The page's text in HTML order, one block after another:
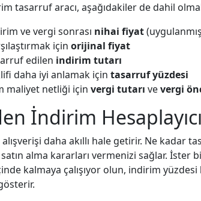
tasarruf aracı, aşağıdakiler de dahil
ve vergi sonrası nihai fiyat
için orijinal fiyat
edilen indirim tutarı
daha iyi anlamak için tasarruf yüzdesi
maliyet netliği için vergi tutarı vevergi
İndirim
alışverişi daha akıllı hale getirir. Ne
alma kararları vermenizi sağlar. İster
kalmaya çalışıyor olun, indirim